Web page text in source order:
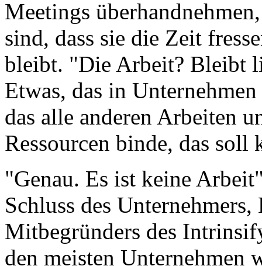
Meetings
sind, dass sie die Zeit
bleibt. "Die Arbeit? Bleibt
Etwas, das in
das alle anderen Arbeiten
Ressourcen binde, das
"Genau. Es ist keine
Schluss des
Mitbegründers des
den meisten Unternehmen